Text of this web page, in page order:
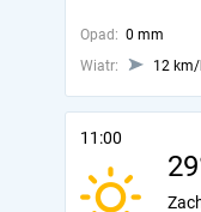
Opad: 0 mm
Wiatr:
12
11:00